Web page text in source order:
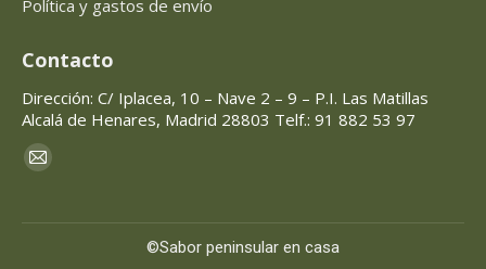
Política y gastos de envío
Contacto
Dirección: C/ Iplacea, 10 – Nave 2 – 9 – P.I. Las Matillas
Alcalá de Henares, Madrid 28803 Telf.: 91 882 53 97
Encuéntranos en:
Mail
opens
©Sabor peninsular en casa